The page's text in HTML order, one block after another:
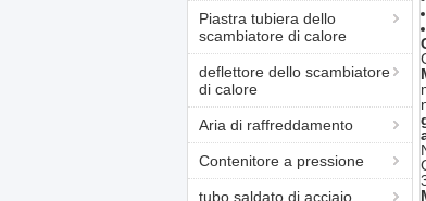
Piastra tubiera dello
scambiatore di calore
deflettore dello scambiatore
di calore
Aria di raffreddamento
Contenitore a pressione
tubo saldato di acciaio